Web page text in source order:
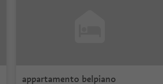
appartamento belpiano